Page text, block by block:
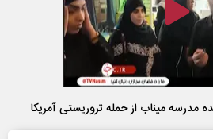
مدرسه میناب از حمله تروریستی آمریکا